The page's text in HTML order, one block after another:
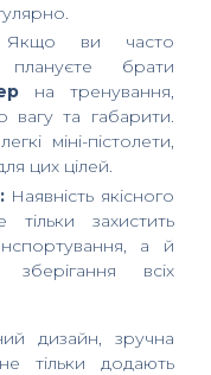
ви часто
брати
на тренування,
вагу та габарити.
міні-пістолети,
цих цілей.
Наявність якісного
захистить
а й
зберігання всіх
дизайн, зручна
тільки додають